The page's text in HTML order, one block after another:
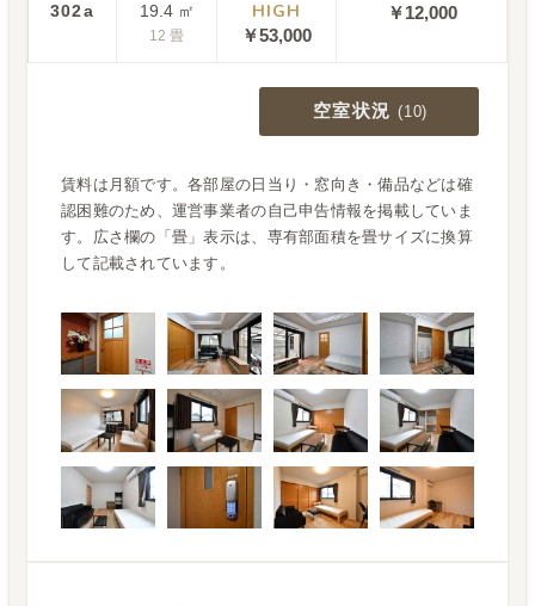
302a 19.4㎡
12 畳
HIGH
￥53,000
￥12,000
空室状況 (10)
賃料は月額です。各部屋の日当り・窓向き・備品などは確
認困難のため、運営事業者の自己申告情報を掲載していま
す。広さ欄の「畳」表示は、専有部面積を畳サイズに換算
して記載されています。